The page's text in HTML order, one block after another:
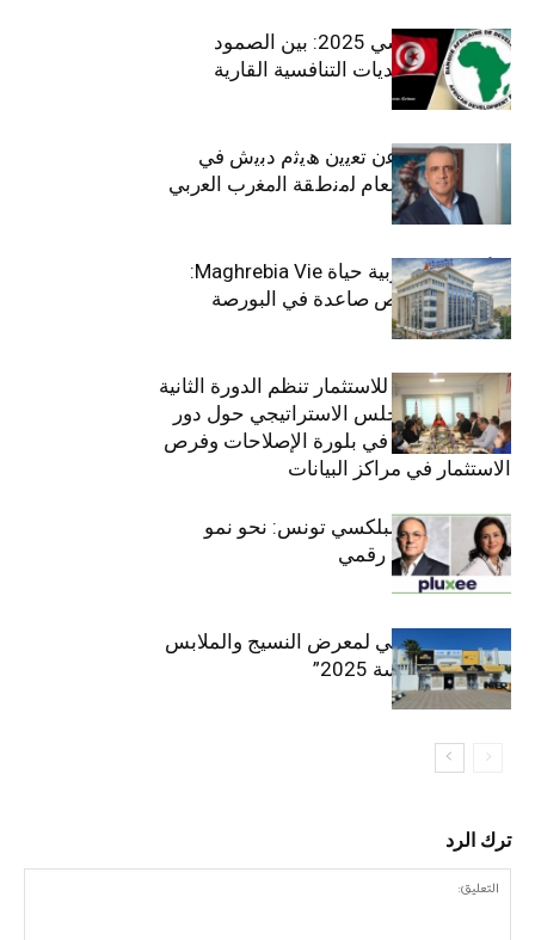
الاقتصاد التونسي 2025: بين الصمود
الاجتماعي وتحديات التنافسية القارية
ﺗﯾﺗرا ﺑﺎك ﺗﻌﻠن ﻋن ﺗﻌﯾﯾن ھﯾﺛم دﺑﯾش ﻓﻲ
ﻣﻧﺻب اﻟﻣدﯾر اﻟﻌﺎم ﻟﻣﻧطﻘﺔ اﻟﻣﻐرب اﻟﻌرﺑﻲ
وﻏرب أﻓرﯾﻘﯾﺎ
التأمينات المغربية حياة Maghrebia Vie:
فاعل رائد بفرص صاعدة في البورصة
(+34.8%)
الهيئة التونسية للاستثمار تنظم الدورة الثانية
والعشرين للمجلس الاستراتيجي حول دور
القطاع الخاص في بلورة الإصلاحات وفرص
الاستثمار في مراكز البيانات
قيادة مزدوجة لبلكسي تونس: نحو نمو
متسارع وتحول رقمي
الافتتاح الرسمي لمعرض النسيج والملابس
“إنترتكس سوسة 2025”
ترك الرد